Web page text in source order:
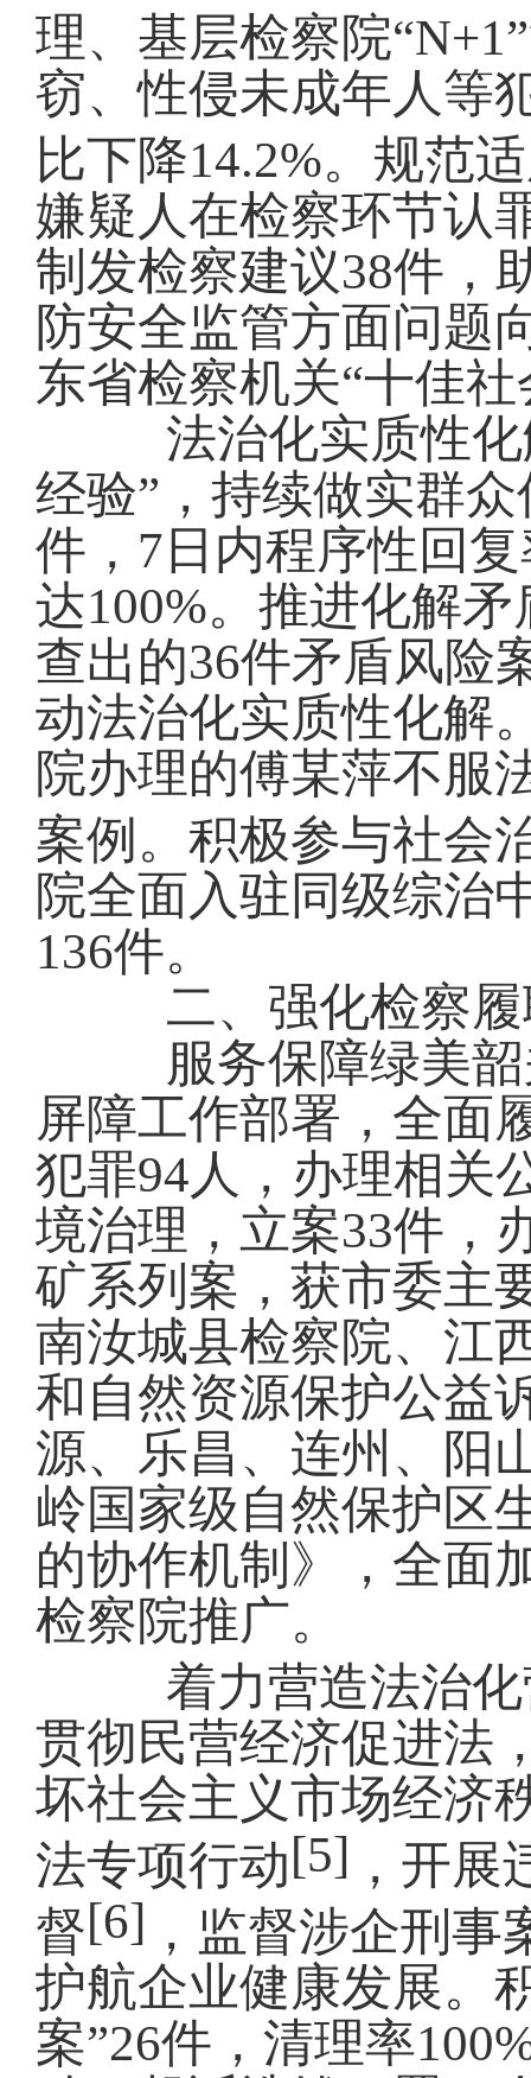
理、 基层检察院
窃、性侵未成年人等
比下降14.2%。 规范
嫌疑人在检察环节认
制发检察建议38件 ，
防安全监管方面问题
东省检察机关“十佳
法治化实质性
经验”， 持续做实群众
件，7 日内程序性回复
达100%。 推进化解矛
查出的36件矛盾风险
动法治化实质性化解
院办理的傅某萍不服
案例。 积极参与社会
院全面入驻同级综治
136件。
二、 强化检察
服务保障绿美
屏障工作部署，全面
犯罪94人 ，办理相关
境治理， 立案33件，
矿系列案，获市委主
南汝城县检察院、江
和自然资源保护公益
源、乐昌、连州、阳
岭国家级自然保护区
的协作机制》，全面
检察院推广。
着力营造法治
贯彻民营经济促进法
坏社会主义市场经济
法专项行动[5] ，开
督[6] ， 监督涉企刑事
护航企业健康发展。
案”26件 ，清理率